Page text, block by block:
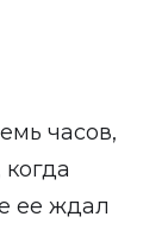
часов,
ее ждал